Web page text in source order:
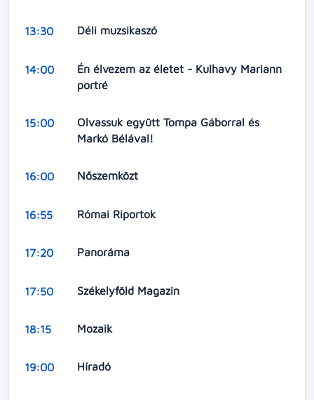
13:30 Déli muzsikaszó
14:00
Én élvezem az életet - Kulhavy Mariann
portré
15:00
Olvassuk együtt Tompa Gáborral és
Markó Bélával!
16:00 Nőszemközt
16:55 Római Riportok
17:20 Panoráma
17:50 Székelyföld Magazin
18:15 Mozaik
19:00 Híradó